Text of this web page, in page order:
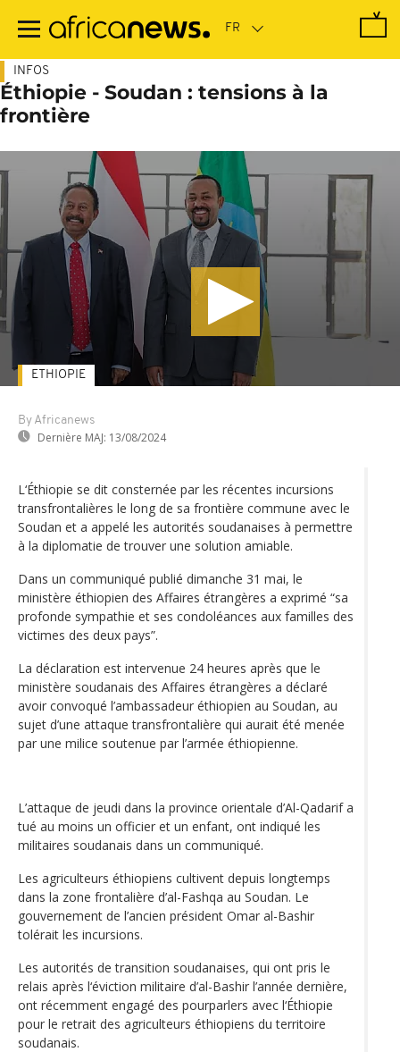
contenu
INFOS
Éthiopie - Soudan : tensions à la
frontière
By Africanews
Dernière MAJ: 13/08/2024
ETHIOPIE
L‘Éthiopie se dit consternée par les récentes incursions
transfrontalières le long de sa frontière commune avec le
Soudan et a appelé les autorités soudanaises à permettre
à la diplomatie de trouver une solution amiable.
Dans un communiqué publié dimanche 31 mai, le
ministère éthiopien des Affaires étrangères a exprimé “sa
profonde sympathie et ses condoléances aux familles des
victimes des deux pays”.
La déclaration est intervenue 24 heures après que le
ministère soudanais des Affaires étrangères a déclaré
avoir convoqué l’ambassadeur éthiopien au Soudan, au
sujet d’une attaque transfrontalière qui aurait été menée
par une milice soutenue par l’armée éthiopienne.
L’attaque de jeudi dans la province orientale d’Al-Qadarif a
tué au moins un officier et un enfant, ont indiqué les
militaires soudanais dans un communiqué.
Les agriculteurs éthiopiens cultivent depuis longtemps
dans la zone frontalière d’al-Fashqa au Soudan. Le
gouvernement de l’ancien président Omar al-Bashir
tolérait les incursions.
Les autorités de transition soudanaises, qui ont pris le
relais après l‘éviction militaire d’al-Bashir l’année dernière,
ont récemment engagé des pourparlers avec l‘Éthiopie
pour le retrait des agriculteurs éthiopiens du territoire
soudanais.